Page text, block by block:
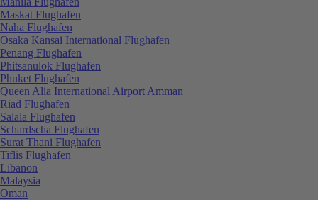
Maskat Flughafen
Naha Flughafen
Osaka Kansai International Flughafen
Penang Flughafen
Phitsanulok Flughafen
Phuket Flughafen
Queen Alia International Airport Amman
Riad Flughafen
Salala Flughafen
Schardscha Flughafen
Surat Thani Flughafen
Tiflis Flughafen
Libanon
Malaysia
Oman